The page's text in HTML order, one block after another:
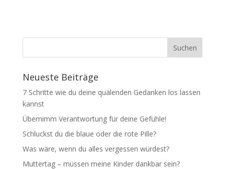
Neueste Beiträge
7 Schritte wie du deine quälenden Gedanken los lassen
kannst
Übernimm Verantwortung für deine Gefühle!
Schluckst du die blaue oder die rote Pille?
Was wäre, wenn du alles vergessen würdest?
Muttertag – müssen meine Kinder dankbar sein?